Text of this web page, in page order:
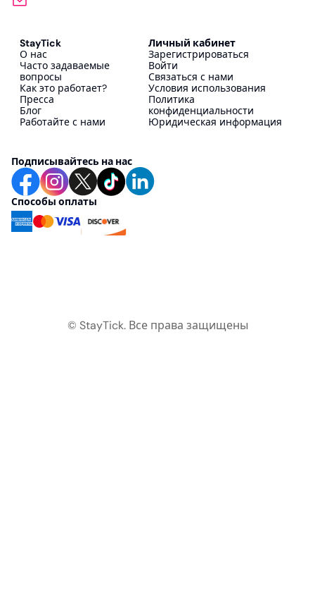
StayTick
О нас
Часто задаваемые
вопросы
Как это работает?
Пресса
Блог
Работайте с нами
Личный кабинет
Зарегистрироваться
Войти
Связаться с нами
Условия использования
Политика
конфиденциальности
Юридическая информация
Подписывайтесь на нас
Способы оплаты
© StayTick. Все права защищены